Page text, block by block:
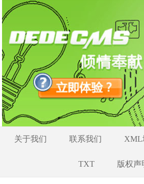
关于我们 联系我们 XML
TXT 版权声